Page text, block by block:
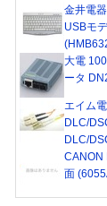
金井電
USBモ
大電
ータ
エイム
DLC/
DLC/
CANON
面